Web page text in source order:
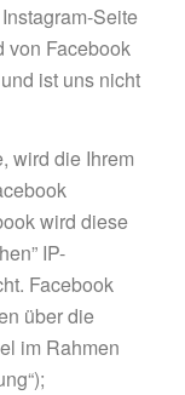
Seite
von Facebook
ist uns nicht
wird die Ihrem
wird diese
IP-
Facebook
über die
im Rahmen